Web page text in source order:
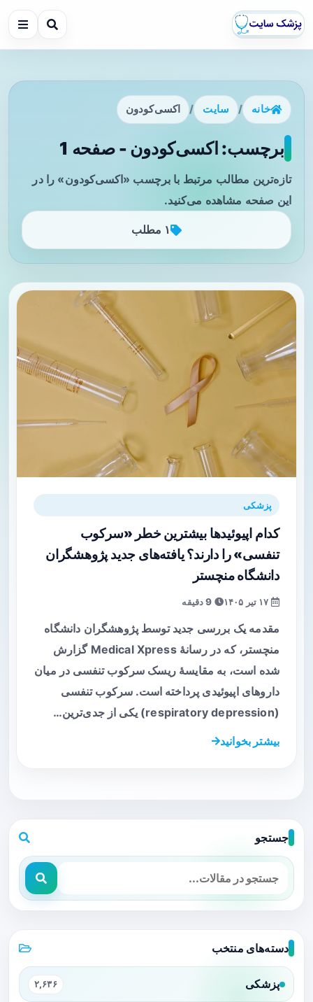
خانه / سایت / اکسی‌کودون
برچسب: اکسی‌کودون - صفحه 1
تازه‌ترین مطالب مرتبط با برچسب «اکسی‌کودون» را در
این صفحه مشاهده می‌کنید.
۱ مطلب
پزشکی
کدام اپیوئیدها بیشترین خطر «سرکوب
تنفسی» را دارند؟ یافته‌های جدید پژوهشگران
دانشگاه منچستر
مقدمه یک بررسی جدید توسط پژوهشگران دانشگاه
منچستر، که در رسانهٔ Medical Xpress گزارش
شده است، به مقایسهٔ ریسک سرکوب تنفسی در میان
داروهای اپیوئیدی پرداخته است. سرکوب تنفسی
(respiratory depression) یکی از جدی‌ترین…
بیشتر بخوانید
جستجو
دسته‌های منتخب
پزشکی ۲,۶۳۶